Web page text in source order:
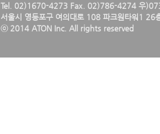
Tel. 02)1670-4273 Fax. 02)786-4274 우
서울시 영등포구 여의대로 108 파크원타워1 26
ⓒ 2014 ATON Inc. All rights reserved